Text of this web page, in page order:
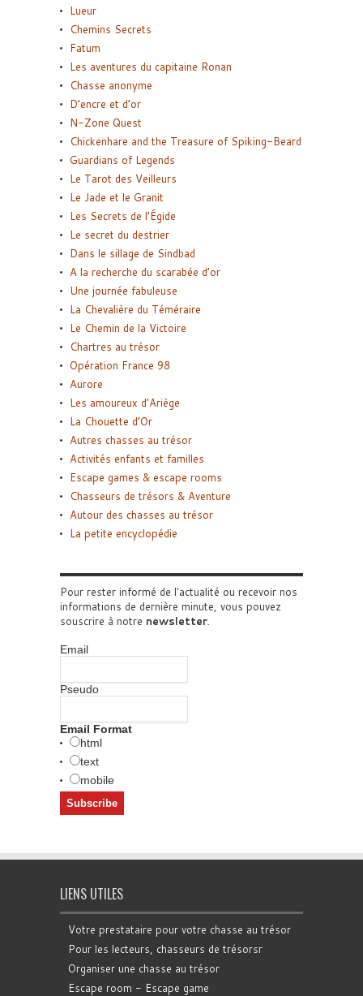
Lueur
Chemins Secrets
Fatum
Les aventures du capitaine Ronan
Chasse anonyme
D’encre et d’or
N-Zone Quest
Chickenhare and the Treasure of Spiking-Beard
Guardians of Legends
Le Tarot des Veilleurs
Le Jade et le Granit
Les Secrets de l’Égide
Le secret du destrier
Dans le sillage de Sindbad
A la recherche du scarabée d’or
Une journée fabuleuse
La Chevalière du Téméraire
Le Chemin de la Victoire
Chartres au trésor
Opération France 98
Aurore
Les amoureux d’Ariège
La Chouette d’Or
Autres chasses au trésor
Activités enfants et familles
Escape games & escape rooms
Chasseurs de trésors & Aventure
Autour des chasses au trésor
La petite encyclopédie
Pour rester informé de l'actualité ou recevoir nos
informations de dernière minute, vous pouvez
souscrire à notre newsletter.
Email
Pseudo
Email Format
html
text
mobile
LIENS UTILES
Votre prestataire pour votre chasse au trésor
Pour les lecteurs, chasseurs de trésorsr
Organiser une chasse au trésor
Escape room - Escape game